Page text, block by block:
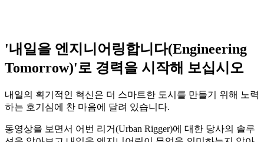
'내일을 엔지니어링합니다(Engineering
Tomorrow)'로 경력을 시작해 보십시오
내일의 획기적인 혁신은 더 스마트한 도시를 만들기 위해 노력
하는 호기심에 찬 마음에 달려 있습니다.
동영상을 보면서 어번 리거(Urban Rigger)에 대한 당사의 솔루